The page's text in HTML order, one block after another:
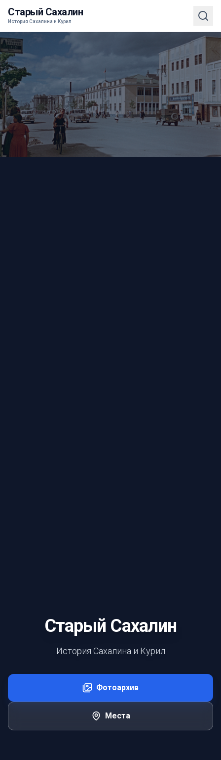
Старый Сахалин
История Сахалина и Курил
Старый Сахалин
История Сахалина и Курил
Фотоархив
Места